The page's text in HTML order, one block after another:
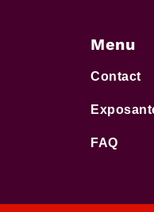
Menu
Contact
FAQ